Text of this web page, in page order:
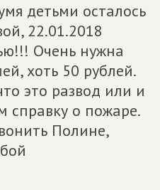
детьми осталось
22.01.2018
Очень нужна
хоть 50 рублей.
это развод или и
справку о пожаре.
Полине,